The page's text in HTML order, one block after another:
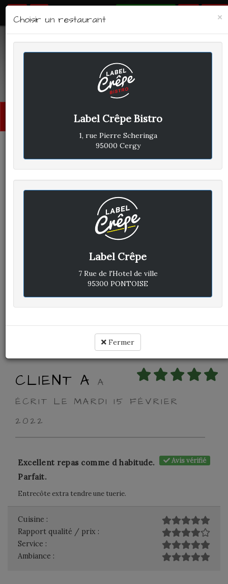
LABEL CRÊPE - BISTRO
CLIENT A A
ÉCRIT LE JEUDI 17 FÉVRIER
Ambiance :
CLIENT A
A
ÉCRIT LE MARDI 15 FÉVRIER
2022
Avis vérifié
Excellent repas comme d habitude.
Parfait.
Entrecôte extra tendre une tuerie.
Cuisine :
Rapport qualité / prix :
Service :
Ambiance :
×
Choisir un restaurant
Label Crêpe Bistro
1, rue Pierre Scheringa
95000 Cergy
Label Crêpe
7 Rue de l'Hotel de ville
95300 PONTOISE
Fermer